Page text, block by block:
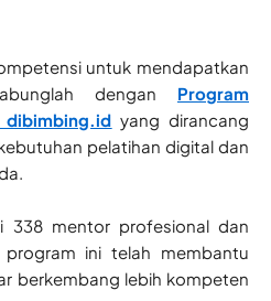
untuk mendapatkan
dengan Program
dibimbing.id yang dirancang
pelatihan digital dan
338 mentor profesional dan
ini telah membantu
berkembang lebih kompeten